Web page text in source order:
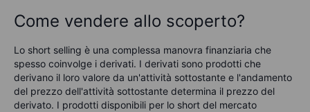
Come vendere allo scoperto?
Lo short selling è una complessa manovra finanziaria che
spesso coinvolge i derivati. I derivati sono prodotti che
derivano il loro valore da un'attività sottostante e l'andamento
del prezzo dell'attività sottostante determina il prezzo del
derivato. I prodotti disponibili per lo short del mercato